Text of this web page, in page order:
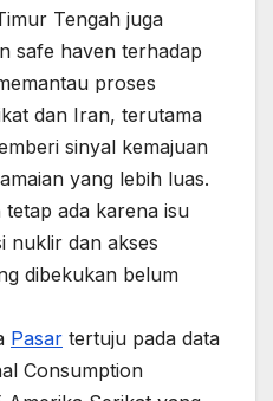
Tengah juga
safe haven terhadap
proses
dan Iran, terutama
sinyal kemajuan
yang lebih luas.
ada karena isu
nuklir dan akses
dibekukan belum
Pasar tertuju pada data
Consumption